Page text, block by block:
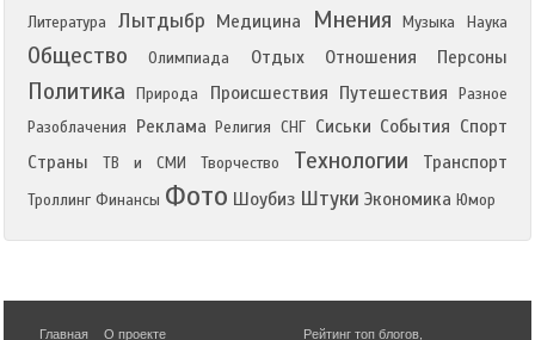
Литература Лытдыбр Медицина Мнения Музыка Наука
Общество Олимпиада Отдых Отношения Персоны
Политика Природа Происшествия Путешествия
Разное
Разоблачения
Реклама Религия СНГ Сиськи События Спорт
Страны
ТВ и СМИ Творчество Технологии Транспорт
Троллинг Финансы Фото Шоубиз Штуки Экономика Юмор
Главная О проекте Рейтинг топ блогов